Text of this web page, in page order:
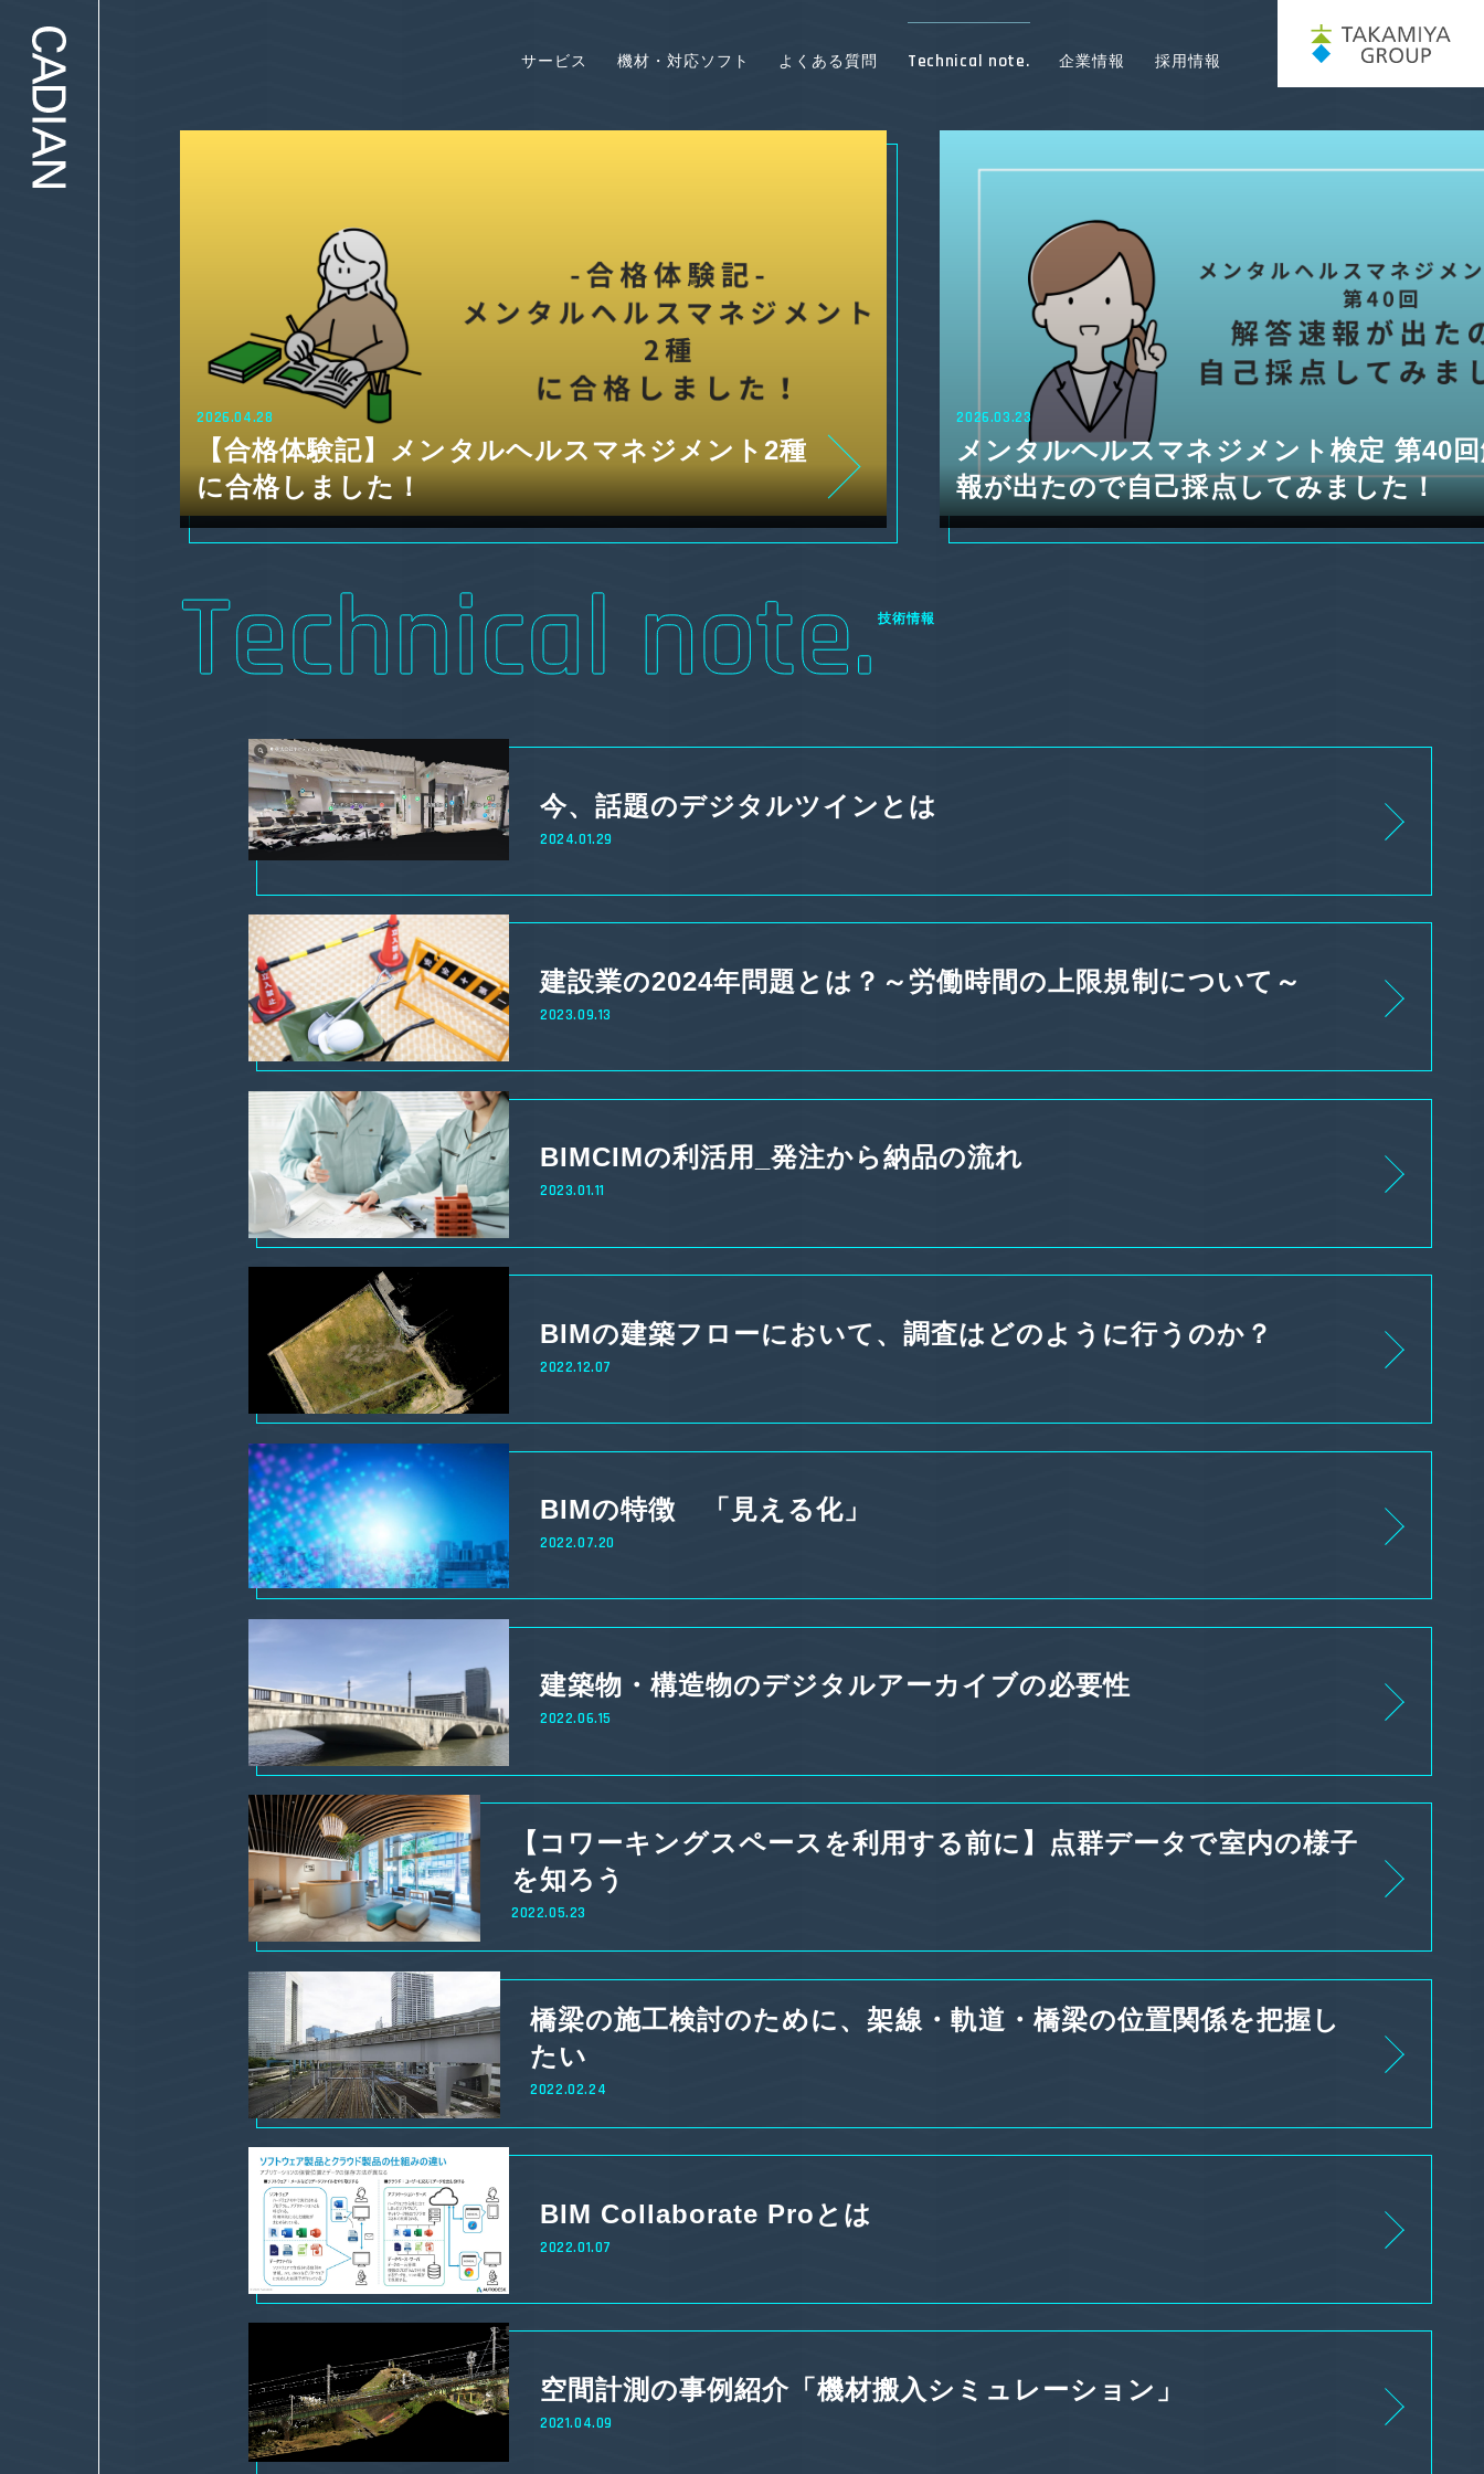
サービス 機材・対応ソフト よくある質問 Technical note. 企業情報 採用情報
2026.03.23
メンタルヘルスマネジメント検定 第40回解答速
報が出たので自己採点してみました！
2026.05.14
【合格体験記】メンタルヘルスマネジメ
に合格しました！
技術情報
今、話題のデジタルツインとは
2024.01.29
建設業の2024年問題とは？～労働時間の上限規制について～
2023.09.13
BIMCIMの利活用_発注から納品の流れ
2023.01.11
BIMの建築フローにおいて、調査はどのように行うのか？
2022.12.07
BIMの特徴 「見える化」
2022.07.20
建築物・構造物のデジタルアーカイブの必要性
2022.06.15
【コワーキングスペースを利用する前に】点群データで室内の様子
を知ろう
2022.05.23
橋梁の施工検討のために、架線・軌道・橋梁の位置関係を把握し
たい
2022.02.24
BIM Collaborate Proとは
2022.01.07
空間計測の事例紹介「機材搬入シミュレーション」
2021.04.09